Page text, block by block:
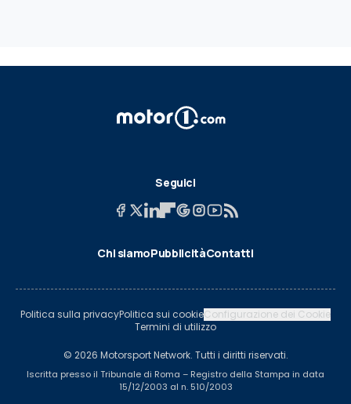
Seguici
Chi siamoPubblicitàContatti
Politica sulla privacyPolitica sui cookieConfigurazione dei Cookie
Termini di utilizzo
© 2026 Motorsport Network. Tutti i diritti riservati.
Iscritta presso il Tribunale di Roma – Registro della Stampa in data
15/12/2003 al n. 510/2003